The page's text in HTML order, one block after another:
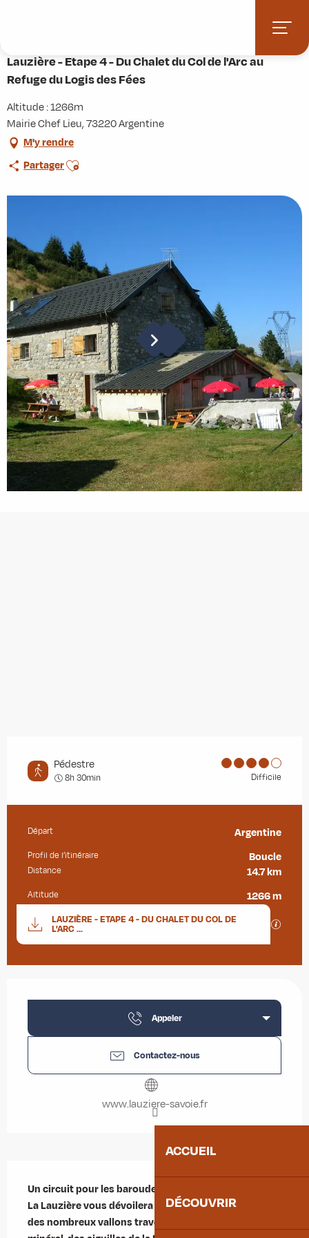
principal
ACCUEIL
DÉCOUVRIR
Lauzière - Etape 4 - Du Chalet du Col de l'Arc au Refuge du Logis des Fées
Lauzière - Etape 4 - Du Chalet du Col de l'Arc au
Refuge du Logis des Fées
Altitude : 1266m
Mairie Chef Lieu, 73220 Argentine
M'y rendre
PartagerAjouter aux favoris
Pédestre
8h 30min Difficile
Informations pratiques
Départ Argentine
Profil de l’itinéraire Boucle
Distance 14.7 km
Altitude 1266 m
Documentation
LAUZIÈRE - ETAPE 4 - DU CHALET DU COL DE
L'ARC ...
Appeler
Contactez-nous
www.lauziere-savoie.fr
Un circuit pour les baroudeurs avides de tranquillité.
La Lauzière vous dévoilera ses charmes au rythme
des nombreux vallons traversés. Tutoyez le règne